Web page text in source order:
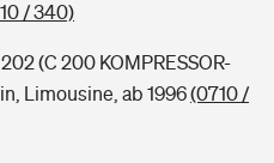
/ 340)
(C 200 KOMPRESSOR-
Limousine, ab 1996(0710 /